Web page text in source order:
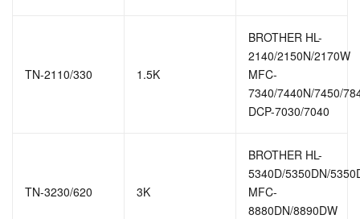
TN-2110/330 1.5K
BROTHER HL-
2140/2150N/2170W
MFC-
7340/7440N/7450/
DCP-7030/7040
TN-3230/620 3K
BROTHER HL-
5340D/5350DN/
MFC-
8880DN/8890DW